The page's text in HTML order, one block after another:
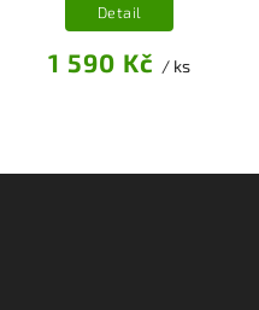
1 590 Kč / ks
Detail